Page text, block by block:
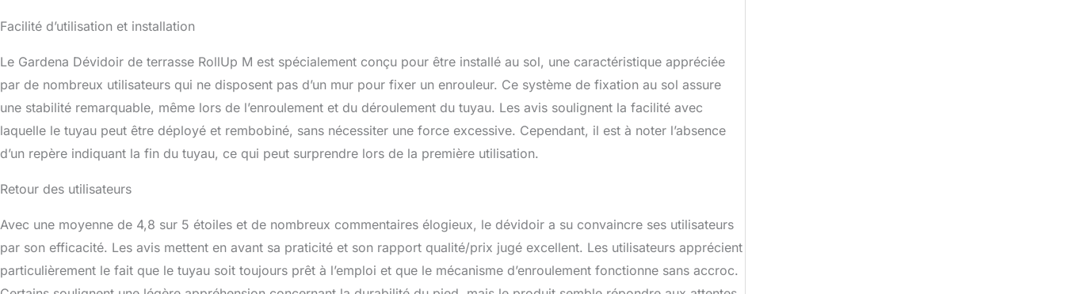
Facilité d’utilisation et installation
Le Gardena Dévidoir de terrasse RollUp M est spécialement conçu pour être installé au sol, une caractéristique appréciée
par de nombreux utilisateurs qui ne disposent pas d’un mur pour fixer un enrouleur. Ce système de fixation au sol assure
une stabilité remarquable, même lors de l’enroulement et du déroulement du tuyau. Les avis soulignent la facilité avec
laquelle le tuyau peut être déployé et rembobiné, sans nécessiter une force excessive. Cependant, il est à noter l’absence
d’un repère indiquant la fin du tuyau, ce qui peut surprendre lors de la première utilisation.
Retour des utilisateurs
Avec une moyenne de 4,8 sur 5 étoiles et de nombreux commentaires élogieux, le dévidoir a su convaincre ses utilisateurs
par son efficacité. Les avis mettent en avant sa praticité et son rapport qualité/prix jugé excellent. Les utilisateurs apprécient
particulièrement le fait que le tuyau soit toujours prêt à l’emploi et que le mécanisme d’enroulement fonctionne sans accroc.